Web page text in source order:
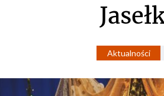
Aktualności